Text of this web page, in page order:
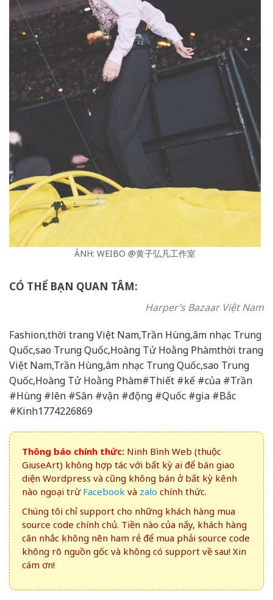
ẢNH: WEIBO @黄子弘凡工作室
CÓ THỂ BẠN QUAN TÂM:
Harper’s Bazaar Việt Nam
Fashion,thời trang Việt Nam,Trần Hùng,âm nhạc Trung
Quốc,sao Trung Quốc,Hoàng Tử Hoằng Phàmthời trang
Việt Nam,Trần Hùng,âm nhạc Trung Quốc,sao Trung
Quốc,Hoàng Tử Hoằng Phàm#Thiết #kế #của #Trần
#Hùng #lên #Sân #vận #động #Quốc #gia #Bắc
#Kinh1774226869
Thông báo chính thức: Ninh Bình Web (thuộc
GiuseArt) không hợp tác với bất kỳ ai để bán giao
diện Wordpress và cũng không bán ở bất kỳ kênh
nào ngoại trừ Facebook và zalo chính thức.
Chúng tôi chỉ support cho những khách hàng mua
source code chính chủ. Tiền nào của nấy, khách hàng
cân nhắc không nên ham rẻ để mua phải source code
không rõ nguồn gốc và không có support về sau! Xin
cám ơn!